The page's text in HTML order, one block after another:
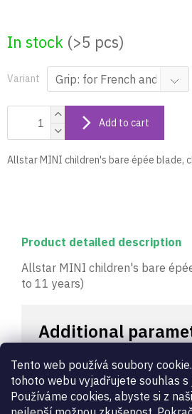
Tento web používá soubory
tohoto webu vyjadřujete souhlas s
Používáme cookies, abyste si z
In stock (>5 pcs)
Variant
Add to cart
Allstar MINI children's bare épée blade,
Product detailed description
Allstar MINI children's bare
to 11 years)
Additional
Category:
Bare épée
Warranty:
2 years
Blade length:
0 - children